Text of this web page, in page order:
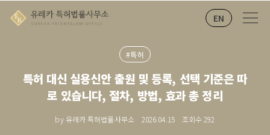
EN
#특허
특허 대신 실용신안 출원 및 등록, 선택 기준은 따
로 있습니다, 절차, 방법, 효과 총 정리
by 유레카 특허법률사무소 2026.04.15 조회수292